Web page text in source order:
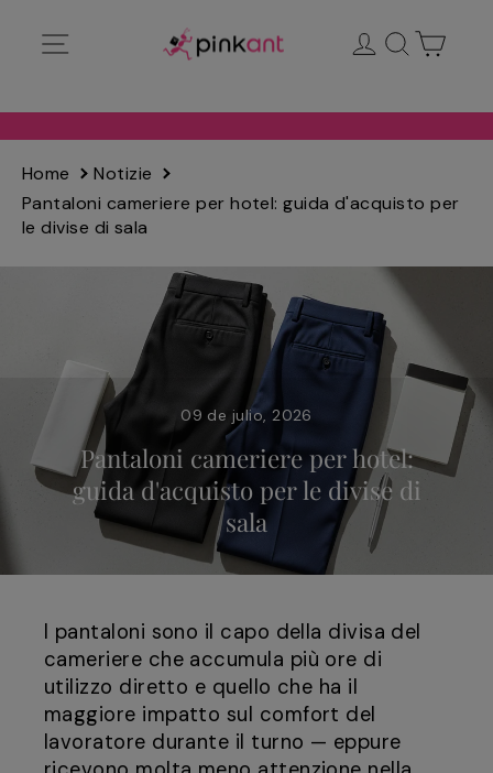
directamente
Ingresar
Buscar
Home
Notizie
Pantaloni cameriere per hotel: guida d'acquisto per
le divise di sala
09 de julio, 2026
Pantaloni cameriere per hotel:
guida d'acquisto per le divise di
sala
I pantaloni sono il capo della divisa del
cameriere che accumula più ore di
utilizzo diretto e quello che ha il
maggiore impatto sul comfort del
lavoratore durante il turno — eppure